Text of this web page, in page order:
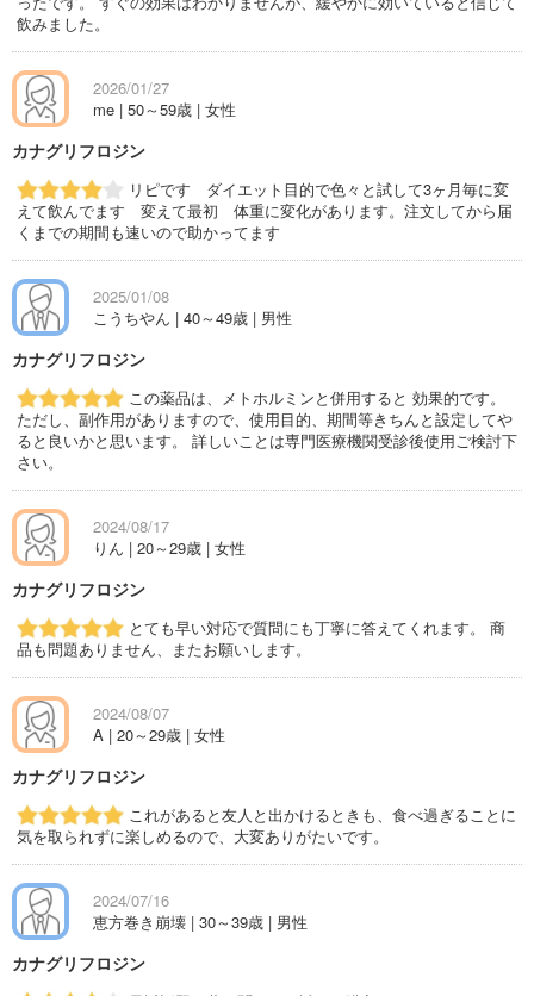
飲みました。
2026/01/27
me | 50～59歳 | 女性
カナグリフロジン
リピです ダイエット目的で色々と試して3ヶ月毎に変
えて飲んでます 変えて最初 体重に変化があります。注文してから届
くまでの期間も速いので助かってます
2025/01/08
こうちやん | 40～49歳 | 男性
カナグリフロジン
この薬品は、メトホルミンと併用すると 効果的です。
ただし、副作用がありますので、使用目的、期間等きちんと設定してや
ると良いかと思います。 詳しいことは専門医療機関受診後使用ご検討下
さい。
2024/08/17
りん | 20～29歳 | 女性
カナグリフロジン
とても早い対応で質問にも丁寧に答えてくれます。 商
品も問題ありません、またお願いします。
2024/08/07
A | 20～29歳 | 女性
カナグリフロジン
これがあると友人と出かけるときも、食べ過ぎることに
気を取られずに楽しめるので、大変ありがたいです。
2024/07/16
恵方巻き崩壊 | 30～39歳 | 男性
カナグリフロジン